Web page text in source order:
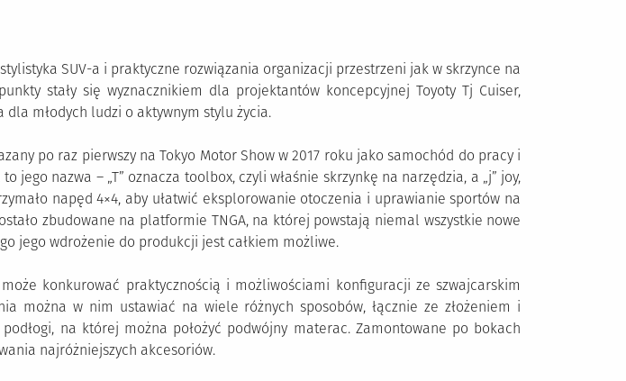
SUV-a i praktyczne rozwiązania organizacji przestrzeni jak w skrzynce na
stały się wyznacznikiem dla projektantów koncepcyjnej Toyoty Tj Cuiser,
dla młodych ludzi o aktywnym stylu życia.
po raz pierwszy na Tokyo Motor Show w 2017 roku jako samochód do pracy i
jego nazwa – „T” oznacza toolbox, czyli właśnie skrzynkę na narzędzia, a „j” joy,
napęd 4×4, aby ułatwić eksplorowanie otoczenia i uprawianie sportów na
zbudowane na platformie TNGA, na której powstają niemal wszystkie nowe
jego wdrożenie do produkcji jest całkiem możliwe.
konkurować praktycznością i możliwościami konfiguracji ze szwajcarskim
można w nim ustawiać na wiele różnych sposobów, łącznie ze złożeniem i
podłogi, na której można położyć podwójny materac. Zamontowane po bokach
najróżniejszych akcesoriów.